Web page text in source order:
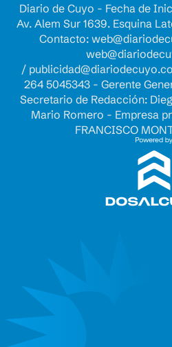
Diario de Cuyo - Fecha de
Av. Alem Sur 1639. Esquina
Contacto:
/
264 5045343 - Gerente
Secretario de Redacción:
Mario Romero - Empresa
FRANCISCO